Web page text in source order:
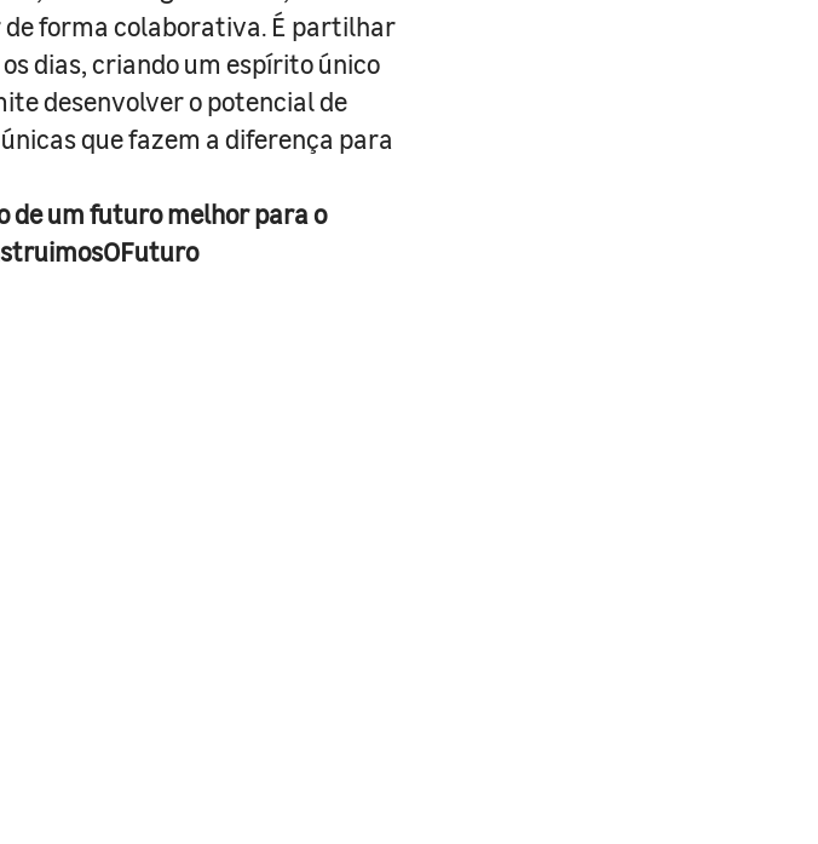
forma colaborativa. É partilhar
dias, criando um espírito único
desenvolver o potencial de
que fazem a diferença para
de um futuro melhor para o